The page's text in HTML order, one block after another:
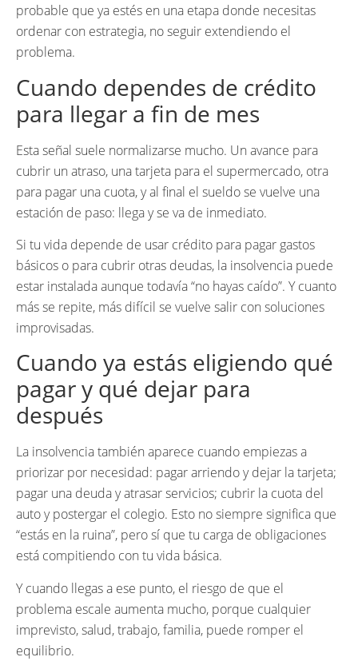
probable que ya estés en una etapa donde necesitas
ordenar con estrategia, no seguir extendiendo el
problema.
Cuando dependes de crédito
para llegar a fin de mes
Esta señal suele normalizarse mucho. Un avance para
cubrir un atraso, una tarjeta para el supermercado, otra
para pagar una cuota, y al final el sueldo se vuelve una
estación de paso: llega y se va de inmediato.
Si tu vida depende de usar crédito para pagar gastos
básicos o para cubrir otras deudas, la insolvencia puede
estar instalada aunque todavía “no hayas caído”. Y cuanto
más se repite, más difícil se vuelve salir con soluciones
improvisadas.
Cuando ya estás eligiendo qué
pagar y qué dejar para
después
La insolvencia también aparece cuando empiezas a
priorizar por necesidad: pagar arriendo y dejar la tarjeta;
pagar una deuda y atrasar servicios; cubrir la cuota del
auto y postergar el colegio. Esto no siempre significa que
“estás en la ruina”, pero sí que tu carga de obligaciones
está compitiendo con tu vida básica.
Y cuando llegas a ese punto, el riesgo de que el
problema escale aumenta mucho, porque cualquier
imprevisto, salud, trabajo, familia, puede romper el
equilibrio.